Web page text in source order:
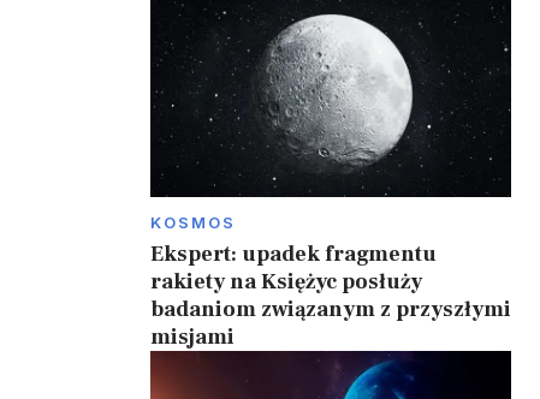
KOSMOS
Ekspert: upadek fragmentu
rakiety na Księżyc posłuży
badaniom związanym z przyszłymi
misjami